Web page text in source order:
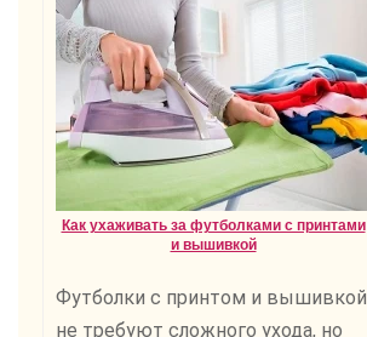
Как ухаживать за футболками с принтами
и вышивкой
Футболки с принтом и вышивкой
не требуют сложного ухода, но